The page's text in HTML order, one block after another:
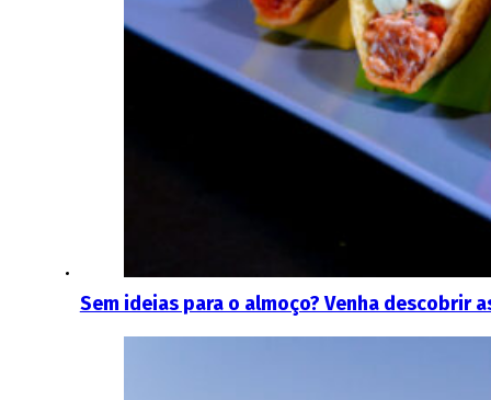
Sem ideias para o almoço? Venha descobrir